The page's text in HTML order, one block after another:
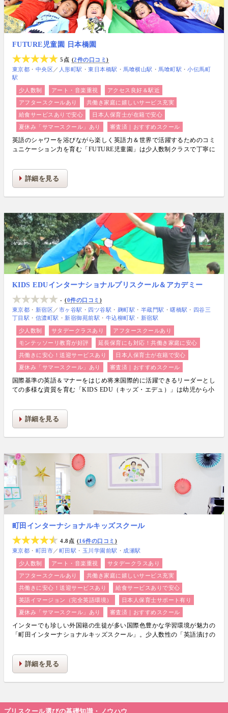
FUTURE児童園 日本橋園
5点
2件の口コミ
東京都
中央区 ／ 人形町駅 東日本橋駅 馬喰横山駅 馬喰町駅
小伝馬町
駅
少人数制 アート・音楽重視
アクセス良好＆駅近
アフタースクールあり
共働き家庭に嬉しいサービス充実
給食サービスありで安心
日本人保育士が在籍で安心
夏休み「サマースクール」あり
審査済｜おすすめスクール
英語のシャワーを浴びながら楽しく英語力＆世界で活躍するためのコミ
ュニケーション力を育む「FUTURE児童園」は少人数制クラスで丁寧に
詳細を見る
KIDS EDUインターナショナルプリスクール＆アカデミー
-
0件の口コミ
東京都
新宿区 ／ 市ヶ谷駅 四ツ谷駅 麹町駅 半蔵門駅 曙橋駅
四谷三
丁目駅
信濃町駅 新宿御苑前駅 牛込柳町駅 新宿駅
少人数制 サタデークラスあり
アフタースクールあり
モンテッソーリ教育が好評
延長保育にも対応！共働き家庭に安心
共働きに安心！送迎サービスあり
日本人保育士が在籍で安心
夏休み「サマースクール」あり
審査済｜おすすめスクール
国際基準の英語＆マナーをはじめ将来国際的に活躍できるリーダーとし
ての多様な資質を育む「KIDS EDU（キッズ・エデュ）」は幼児から小
詳細を見る
町田インターナショナルキッズスクール
4.8点
16件の口コミ
東京都
町田市 ／ 町田駅 玉川学園前駅 成瀬駅
少人数制 アート・音楽重視
サタデークラスあり
アフタースクールあり
共働き家庭に嬉しいサービス充実
共働きに安心！送迎サービスあり
給食サービスありで安心
英語イマージョン（完全英語環境）
日本人保育士サポート有り
夏休み「サマースクール」あり
審査済｜おすすめスクール
インターでも珍しい外国籍の生徒が多い国際色豊かな学習環境が魅力の
「町田インターナショナルキッズスクール」。少人数性の「英語漬けの
詳細を見る
プリスクール選びの基礎知識・ノウハウ